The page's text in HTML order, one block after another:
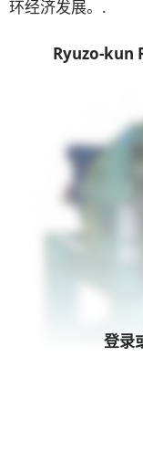
环经济发展。.
Ryuzo-kun
登录